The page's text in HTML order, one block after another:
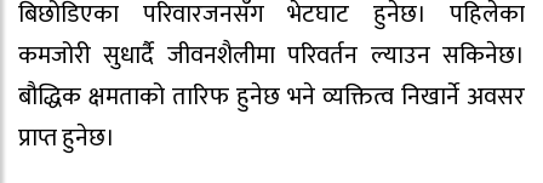
बिछोडिएका परिवारजनसँग भेटघाट हुनेछ। पहिलेका
कमजोरी सुधार्दै जीवनशैलीमा परिवर्तन ल्याउन सकिनेछ।
बौद्धिक क्षमताको तारिफ हुनेछ भने व्यक्तित्व निखार्ने अवसर
प्राप्त हुनेछ।